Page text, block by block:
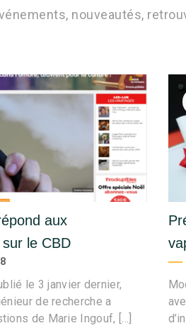
nouveautés,
aux
le CBD
le 3 janvier dernier,
de recherche a
de Marie Ingouf, […]